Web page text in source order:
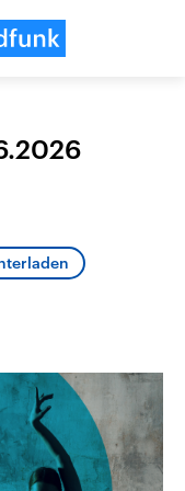
Lage und
Überfall der
Hamas
2023 auf Israel
wieder die Gewalt
möchte die Hamas